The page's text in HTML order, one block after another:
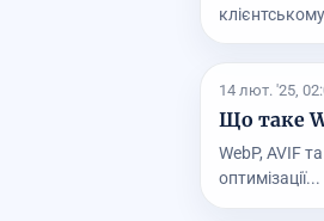
14 лют. '25,
Що таке
WebP, AVIF
оптимізації...